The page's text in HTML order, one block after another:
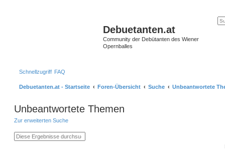
Debuetanten.at
Community der Debütanten des Wiener
Opernballes
Schnellzugriff FAQ
Debuetanten.at - Startseite Foren-Übersicht Suche Unbeantwortete
Unbeantwortete Themen
Zur erweiterten Suche
S
u
E
r